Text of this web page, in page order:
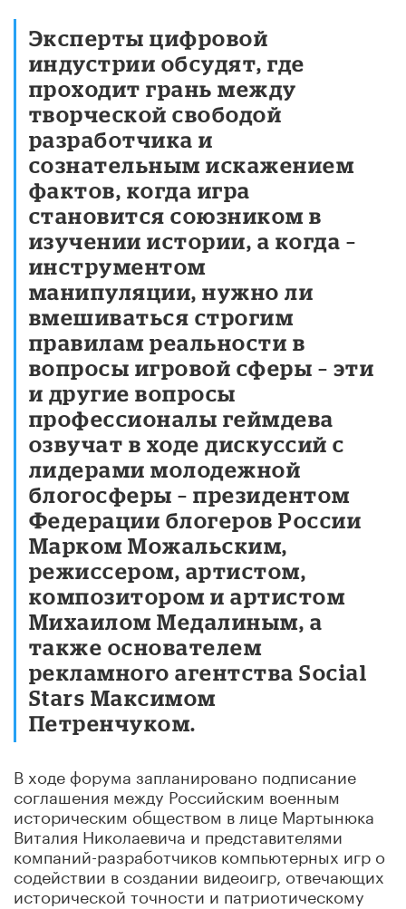
Эксперты цифровой
индустрии обсудят, где
проходит грань между
творческой свободой
разработчика и
сознательным искажением
фактов, когда игра
становится союзником в
изучении истории, а когда –
инструментом
манипуляции, нужно ли
вмешиваться строгим
правилам реальности в
вопросы игровой сферы – эти
и другие вопросы
профессионалы геймдева
озвучат в ходе дискуссий с
лидерами молодежной
блогосферы – президентом
Федерации блогеров России
Марком Можальским,
режиссером, артистом,
композитором и артистом
Михаилом Медалиным, а
также основателем
рекламного агентства Social
Stars Максимом
Петренчуком.
В ходе форума запланировано подписание
соглашения между Российским военным
историческим обществом в лице Мартынюка
Виталия Николаевича и представителями
компаний-разработчиков компьютерных игр о
содействии в создании видеоигр, отвечающих
исторической точности и патриотическому